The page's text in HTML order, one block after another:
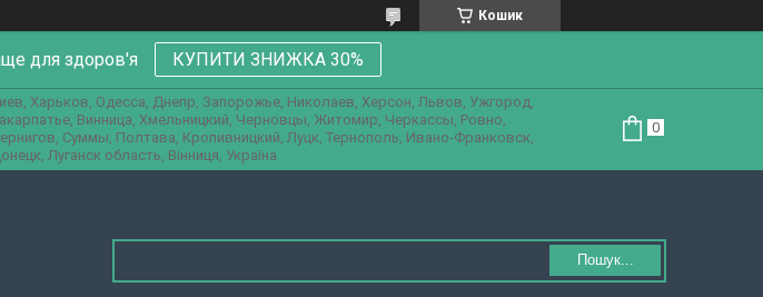
Кошик
для здоров'я КУПИТИ ЗНИЖКА 30%
Харьков, Одесса, Днепр, Запорожье, Николаев, Херсон, Львов, Ужгород,
Винница, Хмельницкий, Черновцы, Житомир, Черкассы, Ровно,
Суммы, Полтава, Кропивницкий, Луцк, Тернополь, Ивано-Франковск,
Луганск область, Вінниця, Україна
Пошук...